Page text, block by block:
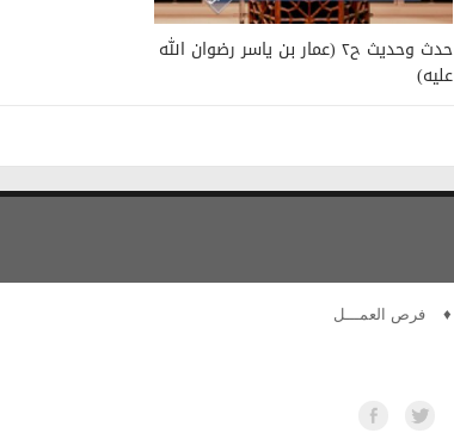
حدث وحديث ح٢ (عمار بن ياسر رضوان الله
عليه)
♦ فرص العمـــل